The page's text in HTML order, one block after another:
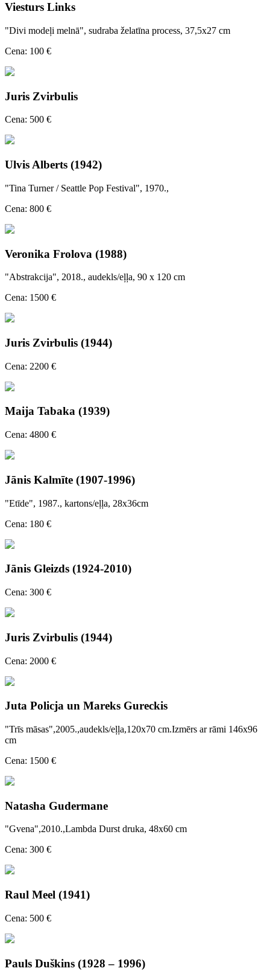
Viesturs Links
"Divi modeļi melnā", sudraba želatīna process, 37,5x27 cm
Cena: 100 €
Juris Zvirbulis
Cena: 500 €
Ulvis Alberts (1942)
"Tina Turner / Seattle Pop Festival", 1970.,
Cena: 800 €
Veronika Frolova (1988)
"Abstrakcija", 2018., audekls/eļļa, 90 x 120 cm
Cena: 1500 €
Juris Zvirbulis (1944)
Cena: 2200 €
Maija Tabaka (1939)
Cena: 4800 €
Jānis Kalmīte (1907-1996)
"Etīde", 1987., kartons/eļļa, 28x36cm
Cena: 180 €
Jānis Gleizds (1924-2010)
Cena: 300 €
Juris Zvirbulis (1944)
Cena: 2000 €
Juta Policja un Mareks Gureckis
"Trīs māsas",2005.,audekls/eļļa,120x70 cm.Izmērs ar rāmi 146x96
cm
Cena: 1500 €
Natasha Gudermane
"Gvena",2010.,Lambda Durst druka, 48x60 cm
Cena: 300 €
Raul Meel (1941)
Cena: 500 €
Pauls Duškins (1928 – 1996)